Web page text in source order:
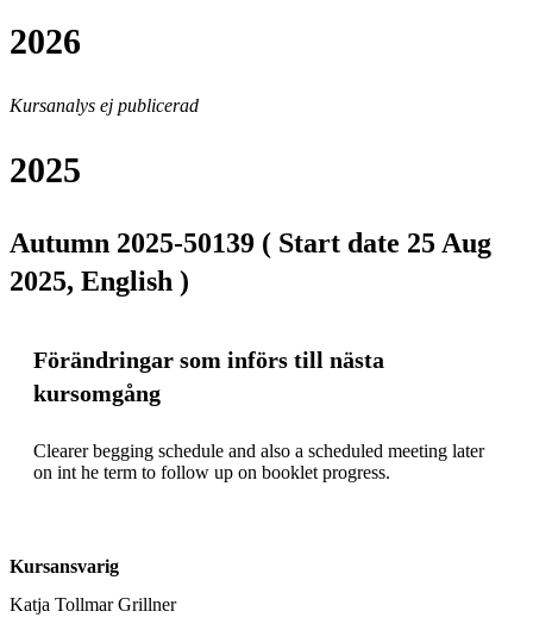
2026
Kursanalys ej publicerad
2025
Autumn 2025-50139 ( Start date 25 Aug
2025, English )
Förändringar som införs till nästa
kursomgång
Clearer begging schedule and also a scheduled meeting later
on int he term to follow up on booklet progress.
Kursansvarig
Katja Tollmar Grillner